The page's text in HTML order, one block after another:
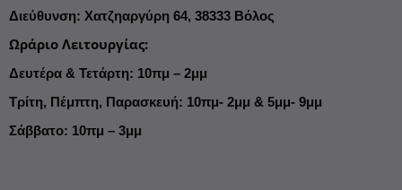
Διεύθυνση: Χατζηαργύρη 64, 38333 Βόλος
Ωράριο Λειτουργίας:
Δευτέρα & Τετάρτη: 10πμ – 2μμ
Τρίτη, Πέμπτη, Παρασκευή: 10πμ- 2μμ & 5μμ- 9μμ
Σάββατο: 10πμ – 3μμ